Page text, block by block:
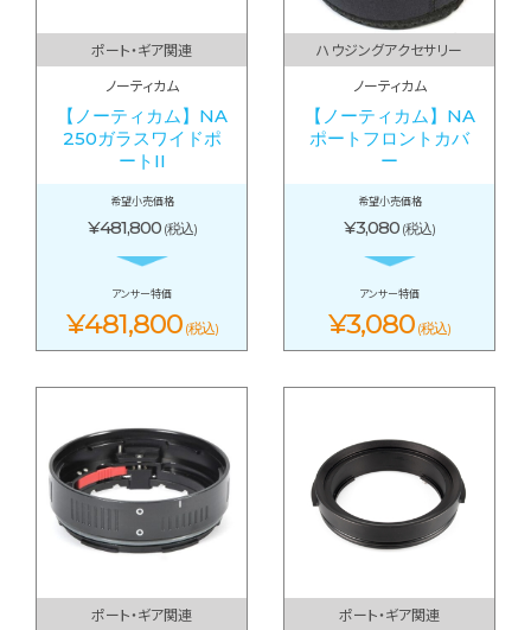
ポート・ギア関連
ノーティカム
【ノーティカム】NA
250ガラスワイドポ
ートII
希望小売価格
¥481,800 (税込)
アンサー特価
¥481,800 (税込)
ハウジングアクセサリー
ノーティカム
【ノーティカム】NA
ポートフロントカバ
ー
希望小売価格
¥3,080 (税込)
アンサー特価
¥3,080 (税込)
ポート・ギア関連
ポート・ギア関連